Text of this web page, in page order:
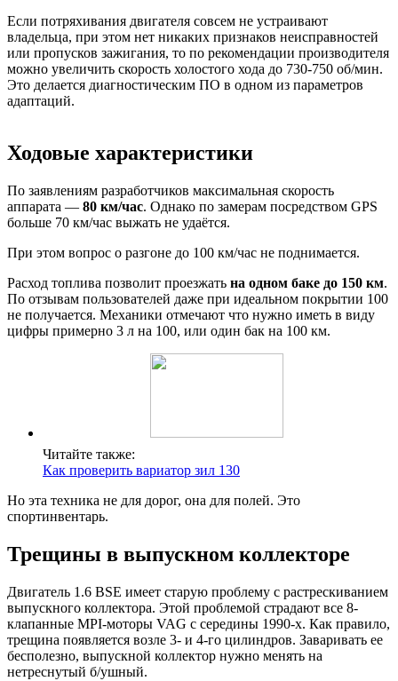
Если потряхивания двигателя совсем не устраивают
владельца, при этом нет никаких признаков неисправностей
или пропусков зажигания, то по рекомендации производителя
можно увеличить скорость холостого хода до 730-750 об/мин.
Это делается диагностическим ПО в одном из параметров
адаптаций.
Ходовые характеристики
По заявлениям разработчиков максимальная скорость
аппарата — 80 км/час. Однако по замерам посредством GPS
больше 70 км/час выжать не удаётся.
При этом вопрос о разгоне до 100 км/час не поднимается.
Расход топлива позволит проезжать на одном баке до 150 км.
По отзывам пользователей даже при идеальном покрытии 100
не получается. Механики отмечают что нужно иметь в виду
цифры примерно 3 л на 100, или один бак на 100 км.
Читайте также:
Как проверить вариатор зил 130
Но эта техника не для дорог, она для полей. Это
спортинвентарь.
Трещины в выпускном коллекторе
Двигатель 1.6 BSE имеет старую проблему с растрескиванием
выпускного коллектора. Этой проблемой страдают все 8-
клапанные MPI-моторы VAG с середины 1990-х. Как правило,
трещина появляется возле 3- и 4-го цилиндров. Заваривать ее
бесполезно, выпускной коллектор нужно менять на
нетреснутый б/ушный.